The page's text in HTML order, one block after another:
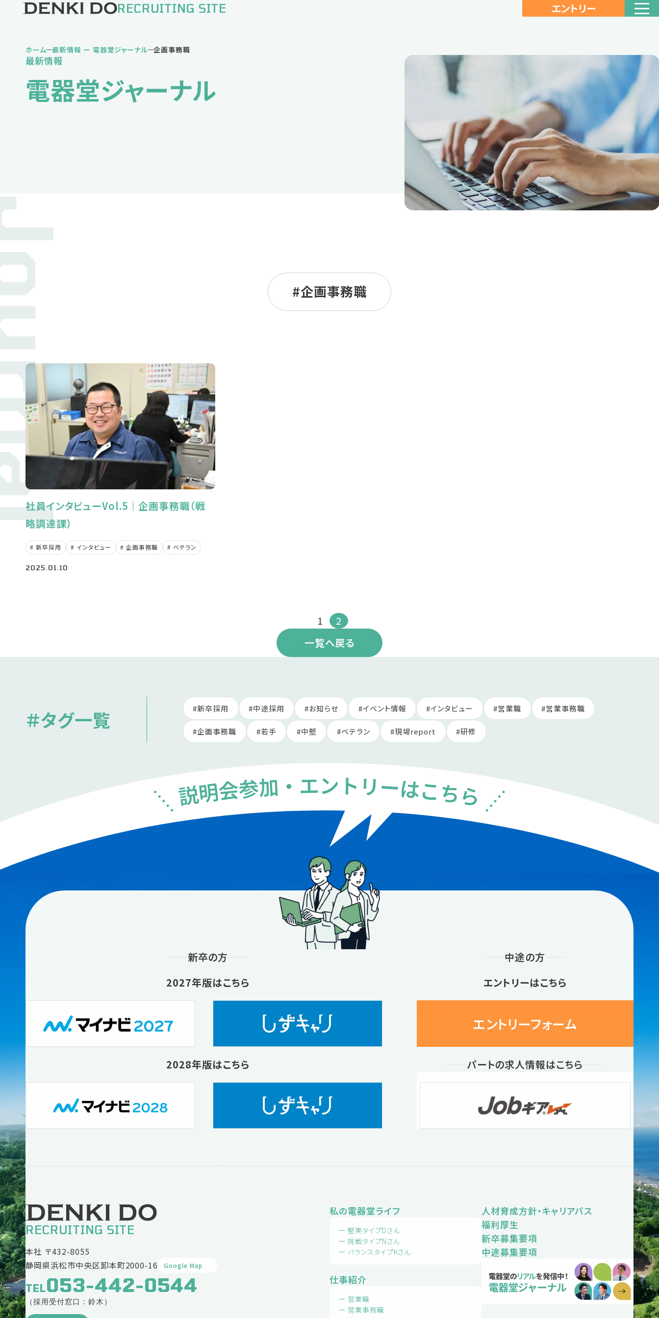
RECRUITING SITE エントリー
私の電器堂ライフ
堅実タイプDさん
採用に関するお問い合わせ
TEL
053-442-0544
（採用受付窓口：鈴木）
企業サイト
プライバシーポリシー
Instagram
新卒の方
2027年版はこちら
エントリーフォーム
パートの求人情報はこちら
ホーム 最新情報 ー 電器堂ジャーナル 企画事務職
最新情報
電器堂ジャーナル
企画事務職
社員インタビューVol.5｜企画事務職（戦
略調達課）
新卒採用 インタビュー 企画事務職 ベテラン
2025.01.10
1
2
一覧へ戻る
＃タグ一覧 新卒採用 中途採用 お知らせ イベント情報 インタビュー 営業職 営業事務職
企画事務職 若手 中堅 ベテラン 現場report 研修
新卒の方
2027年版はこちら
2028年版はこちら
中途の方
エントリーはこちら
エントリーフォーム
パートの求人情報はこちら
RECRUITING SITE
本社 〒432-8055
静岡県浜松市中央区卸本町2000-16
Google Map
TEL053-442-0544
（採用受付窓口：鈴木）
私の電器堂ライフ
堅実タイプDさん
挑戦タイプNさん
バランスタイプKさん
仕事紹介
営業職
営業事務職
人材育成方針・キャリアパス
福利厚生
新卒募集要項
中途募集要項